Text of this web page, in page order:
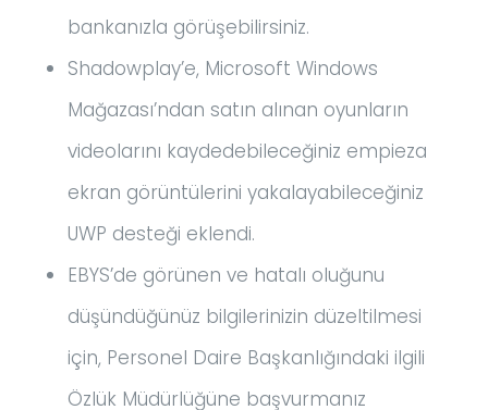
bankanızla görüşebilirsiniz.
Shadowplay’e, Microsoft Windows
Mağazası’ndan satın alınan oyunların
videolarını kaydedebileceğiniz empieza
ekran görüntülerini yakalayabileceğiniz
UWP desteği eklendi.
EBYS’de görünen ve hatalı oluğunu
düşündüğünüz bilgilerinizin düzeltilmesi
için, Personel Daire Başkanlığındaki ilgili
Özlük Müdürlüğüne başvurmanız